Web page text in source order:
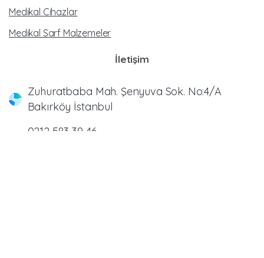
Medikal Cihazlar
Medikal Sarf Malzemeler
İletişim
Zuhuratbaba Mah. Şenyuva Sok. No:4/A
Bakırköy İstanbul
0212 583 39 46